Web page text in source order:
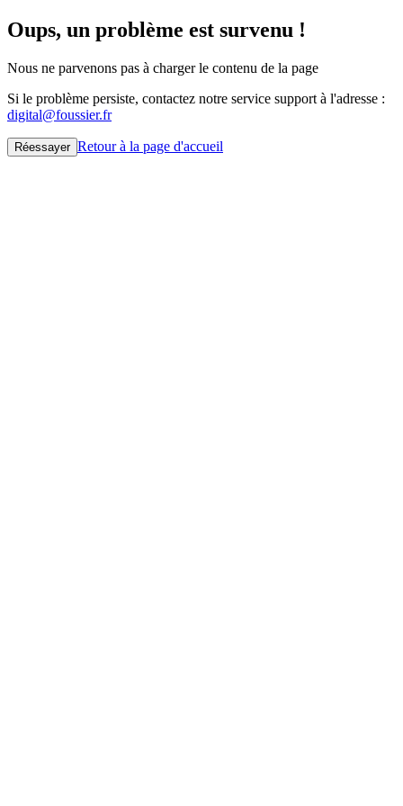
Oups, un problème est survenu !
Nous ne parvenons pas à charger le contenu de la page
Si le problème persiste, contactez notre service support à l'adresse :
digital@foussier.fr
Réessayer Retour à la page d'accueil